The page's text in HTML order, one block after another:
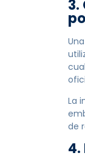
3.
La
de
4.